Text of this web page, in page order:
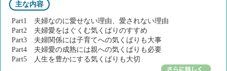
主な内容
Part1 夫婦なのに愛せない理由、愛されない理由
Part2 夫婦愛をはぐくむ気くばりのすすめ
Part3 夫婦関係には子育てへの気くばりも大事
Part4 夫婦愛の成熟には親への気くばりも必要
Part5 人生を豊かにする気くばりも大切